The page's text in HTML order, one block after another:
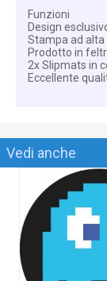
Funzioni
Design
Stampa ad alta
Prodotto in
2x Slipmats in
Eccellente
Vedi anche